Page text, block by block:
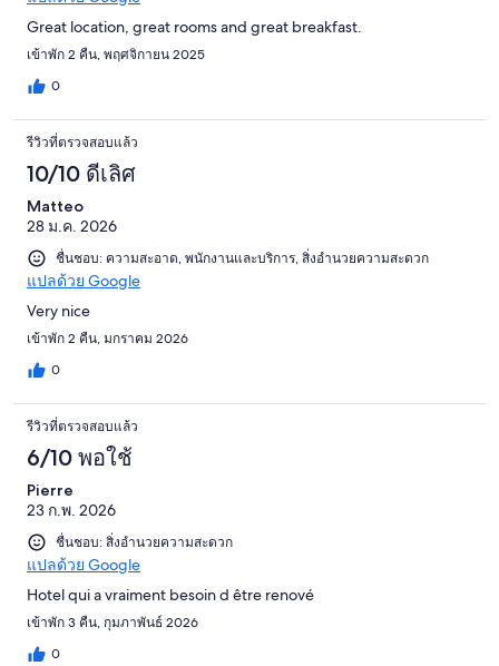
Great location, great rooms and great breakfast.
เข้าพัก 2 คืน, พฤศจิกายน 2025
0
รีวิวที่ตรวจสอบแล้ว
10/10 ดีเลิศ
Matteo
28 ม.ค. 2026
ชื่นชอบ: ความสะอาด, พนักงานและบริการ, สิ่งอำนวยความสะดวก
แปลด้วย Google
Very nice
เข้าพัก 2 คืน, มกราคม 2026
0
รีวิวที่ตรวจสอบแล้ว
6/10 พอใช้
Pierre
23 ก.พ. 2026
ชื่นชอบ: สิ่งอำนวยความสะดวก
แปลด้วย Google
Hotel qui a vraiment besoin d être renové
เข้าพัก 3 คืน, กุมภาพันธ์ 2026
0